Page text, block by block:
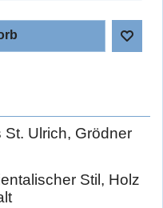
Ulrich, Grödner
Stil, Holz